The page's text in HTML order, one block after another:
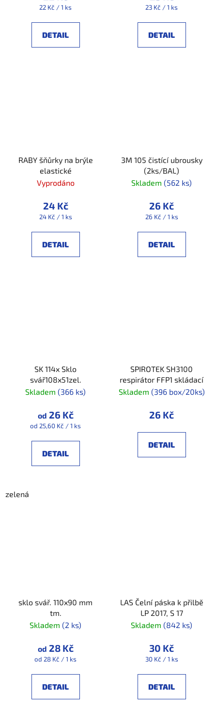
Měrná
22 Kč / 1 ks
DETAIL
Měrná
23 Kč / 1 ks
DETAIL
RABY šňůrky na brýle
elastické
Vyprodáno
24 Kč
Měrná
24 Kč / 1 ks
DETAIL
3M 105 čistící ubrousky
(2ks/BAL)
Skladem (562 ks)
26 Kč
Měrná
26 Kč / 1 ks
DETAIL
SK 114x Sklo
svář108x51zel.
Skladem (366 ks)
od 26 Kč
Měrná
od 25,60 Kč / 1 ks
DETAIL
zelená
SPIROTEK SH3100
respirátor FFP1 skládací
Skladem (396 box/20ks)
26 Kč
DETAIL
sklo svář. 110x90 mm
tm.
Skladem (2 ks)
od 28 Kč
Měrná
od 28 Kč / 1 ks
DETAIL
LAS Čelní páska k přilbě
LP 2017, S 17
Skladem (842 ks)
30 Kč
Měrná
30 Kč / 1 ks
DETAIL